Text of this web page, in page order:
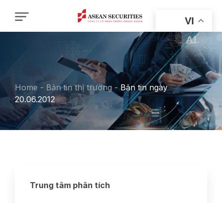
Home - Bản tin thị trường -Bản tin ngày
20.06.2012
Trung tâm phân tích
VI